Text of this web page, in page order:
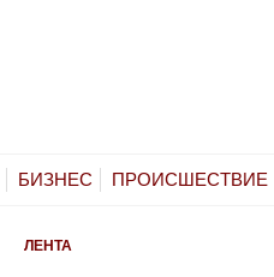
БИЗНЕС ПРОИСШЕСТВИЕ
ЛЕНТА